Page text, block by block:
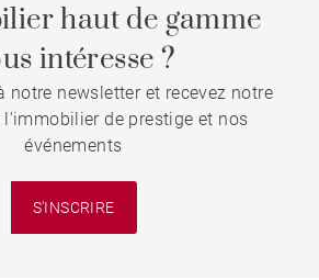
haut de gamme
intéresse ?
notre newsletter et recevez notre
de prestige et nos
événements
S'INSCRIRE